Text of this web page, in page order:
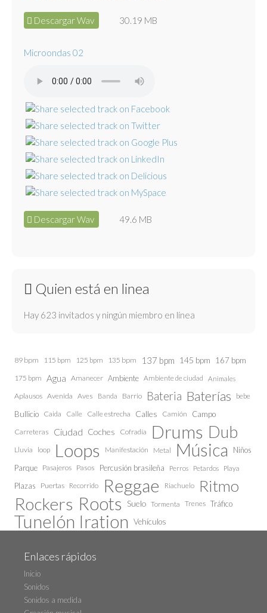
Descargar Wav 30.19 MB
Microondas 02
Descargar Wav 49.6 MB
Quien está en linea
Hay 623 invitados y ningún miembro en línea
89 bpm 115 bpm 125 bpm 135 bpm 137 bpm 145 bpm 167 bpm
175 bpm Agua Amanecer Ambiente Ambiente de ciudad Animales
Aplausos Avenida Aves Banda Barrio Bateria Baterías bebe
Bullicio Caida Calle Calle estrecha Calles Camión Campo
Carreteras Ciudad Coches Cofradía Drums Dub
Lluvia loop Loops Manifestación Metal Música
Niños
Parque Pasajeros Pasos Percusión brasileña Perros Petardos Playa
Plazas Puertas Recorrido Reggae Riachuelo Ritmo
Rockers Roots Suelo Tormenta Trenes Tráfico
Tunelón Iration Vehículos
Enlaces rápidos
Inicio
Sonidos
Sonidos a medida